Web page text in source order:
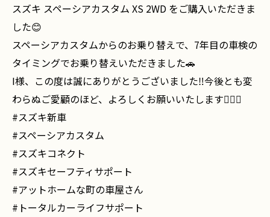
スズキ スペーシアカスタム XS 2WD をご購入いただきま
した😊
スペーシアカスタムからのお乗り替えで、7年目の車検の
タイミングでお乗り替えいただきました🚗
I様、この度は誠にありがとうございました‼️今後とも変
わらぬご愛顧のほど、よろしくお願いいたします🙇🏻‍♂️
#スズキ新車
#スペーシアカスタム
#スズキコネクト
#スズキセーフティサポート
#アットホームな町の車屋さん
#トータルカーライフサポート